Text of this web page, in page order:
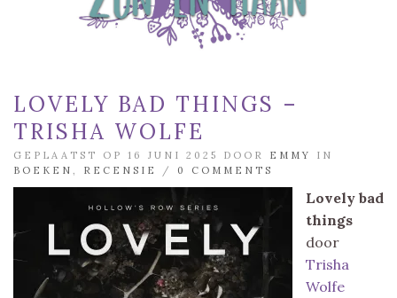
LOVELY BAD THINGS –
TRISHA WOLFE
GEPLAATST OP 16 JUNI 2025 DOOR EMMY
IN
BOEKEN
RECENSIE / 0 COMMENTS
Lovely bad
things
door
Trisha
Wolfe